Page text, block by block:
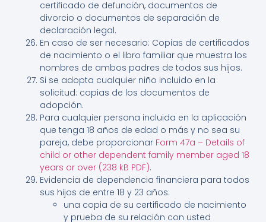
certificado de defunción, documentos de
divorcio o documentos de separación de
declaración legal.
En caso de ser necesario: Copias de certificados
de nacimiento o el libro familiar que muestra los
nombres de ambos padres de todos sus hijos.
Si se adopta cualquier niño incluido en la
solicitud: copias de los documentos de
adopción.
Para cualquier persona incluida en la aplicación
que tenga 18 años de edad o más y no sea su
pareja, debe proporcionar Form 47a – Details of
child or other dependent family member aged 18
years or over (238 kB PDF).
Evidencia de dependencia financiera para todos
sus hijos de entre 18 y 23 años:
una copia de su certificado de nacimiento
y prueba de su relación con usted